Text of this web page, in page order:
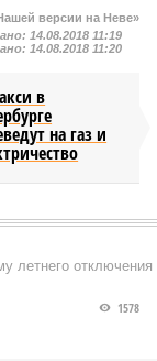
версии на Неве»
14.08.2018 11:19
14.08.2018 11:20
в
на газ и
летнего отключения
1578